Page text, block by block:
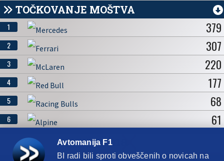
TOČKOVANJE MOŠTVA
1 379
2 307
3 220
4 177
5 68
6 61
Avtomanija F1
BI radi bili sproti obveščenih o novicah na